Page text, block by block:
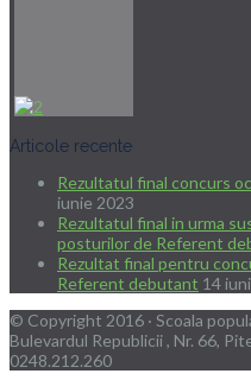
Articole recente
Rezultatul final concurs
iunie 2023
Rezultatul final in urma
posturilor de Referent
Rezultat final pentru
Referent debutant 14
© Copyright 2016 · Scoala
Bulevardul Republicii , Nr. 66,
0248.212.260